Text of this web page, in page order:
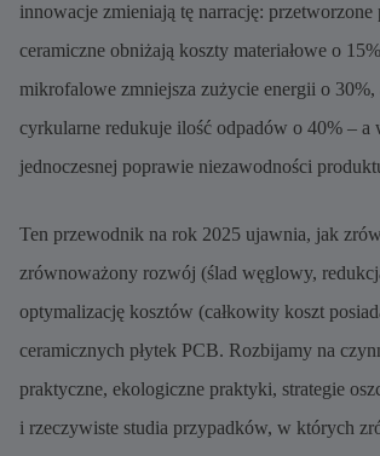
innowacje zmieniają tę narrację: przetworzone
ceramiczne obniżają koszty materiałowe o
mikrofalowe zmniejsza zużycie energii o
cyrkularne redukuje ilość odpadów o 40% – a
jednoczesnej poprawie niezawodności
Ten przewodnik na rok 2025 ujawnia, jak
zrównoważony rozwój (ślad węglowy,
optymalizację kosztów (całkowity koszt
ceramicznych płytek PCB. Rozbijamy na
praktyczne, ekologiczne praktyki, strategie
i rzeczywiste studia przypadków, w których